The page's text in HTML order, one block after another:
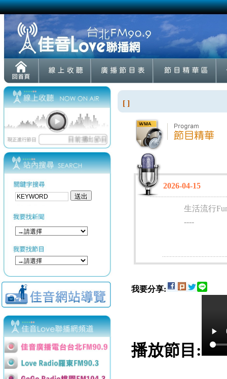
[ ]
2026-04-15
生活流行
----
我要分享:
播放節目: